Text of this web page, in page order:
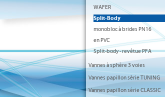
WAFER
Split-Body
monobloc à brides PN16
en PVC
Split-body - revêtue PFA
Vannes à sphère 3 voies
Vannes papillon série TUNING
Vannes papillon série CLASSIC